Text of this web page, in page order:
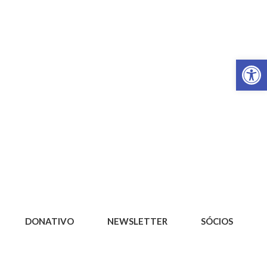
DONATIVO NEWSLETTER SÓCIOS